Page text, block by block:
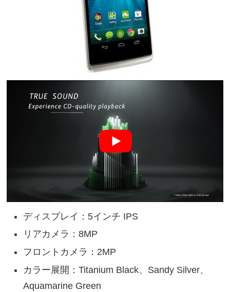
ディスプレイ：5インチ IPS
リアカメラ：8MP
フロントカメラ：2MP
カラー展開：Titanium Black、Sandy Silver、
Aquamarine Green